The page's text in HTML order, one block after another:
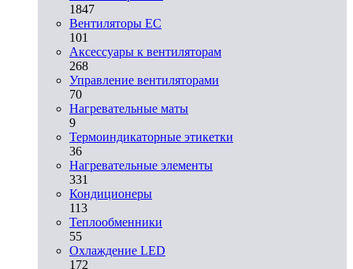
1847
Вентиляторы EC
101
Аксессуары к вентиляторам
268
Управление вентиляторами
70
Нагревательные маты
9
Термоиндикаторные этикетки
36
Нагревательные элементы
331
Кондиционеры
113
Теплообменники
55
Охлаждение LED
172